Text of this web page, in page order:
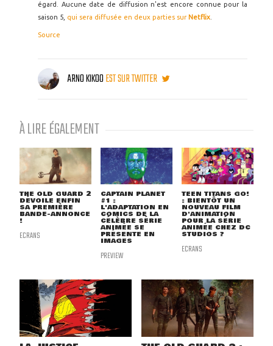
égard. Aucune date de diffusion n'est encore connue pour la
saison 5, qui sera diffusée en deux parties surNetflix
Source
ARNO KIKOOEST SUR TWITTER
À LIRE ÉGALEMENT
THE OLD GUARD 2
DÉVOILE ENFIN
SA PREMIÈRE
BANDE-ANNONCE
!
ECRANS
CAPTAIN PLANET
#1 :
L'ADAPTATION EN
COMICS DE LA
CÉLÈBRE SÉRIE
ANIMÉE SE
PRÉSENTE EN
IMAGES
PREVIEW
TEEN TITANS GO!
: BIENTÔT UN
NOUVEAU FILM
D'ANIMATION
POUR LA SÉRIE
ANIMÉE CHEZ DC
STUDIOS ?
ECRANS